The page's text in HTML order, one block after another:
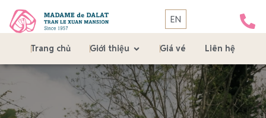
EN
Trang chủ Giới thiệu Giá vé Liên hệ